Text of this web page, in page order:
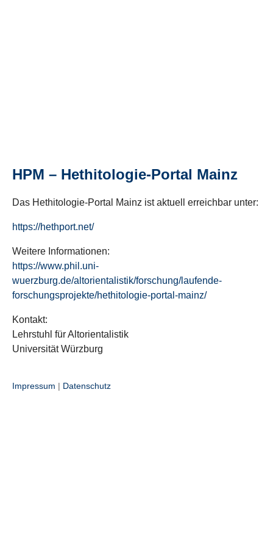
HPM – Hethitologie-Portal Mainz
Das Hethitologie-Portal Mainz ist aktuell erreichbar unter:
https://hethport.net/
Weitere Informationen:
https://www.phil.uni-
wuerzburg.de/altorientalistik/forschung/laufende-
forschungsprojekte/hethitologie-portal-mainz/
Kontakt:
Lehrstuhl für Altorientalistik
Universität Würzburg
Impressum | Datenschutz